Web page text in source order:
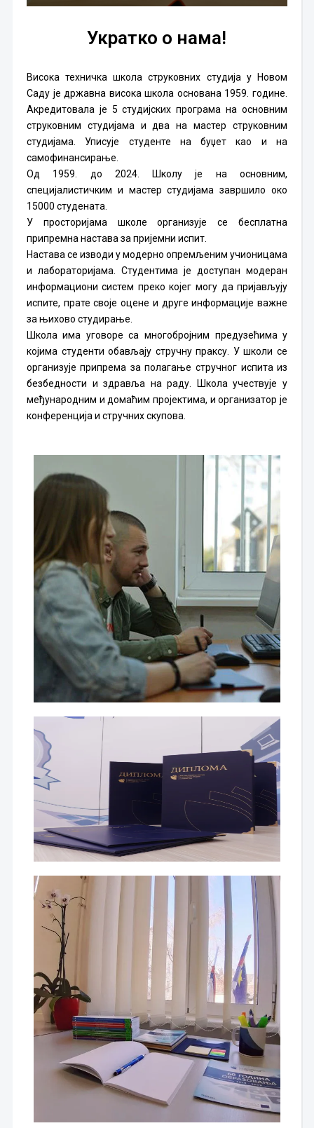
Укратко о нама!
Висока техничка школа струковних студија у Новом
Саду је државна висока школа основана 1959. године.
Акредитовала је 5 студијских програма на основним
струковним студијама и два на мастер струковним
студијама. Уписује студенте на буџет као и на
самофинансирање.
Од 1959. до 2024. Школу је на основним,
специјалистичким и мастер студијама завршило око
15000 студената.
У просторијама школе организује се бесплатна
припремна настава за пријемни испит.
Настава се изводи у модерно опремљеним учионицама
и лабораторијама. Студентима је доступан модеран
информациони систем преко којег могу да пријављују
испите, прате своје оцене и друге информације важне
за њихово студирање.
Школа има уговоре са многобројним предузећима у
којима студенти обављају стручну праксу. У школи се
организује припрема за полагање стручног испита из
безбедности и здравља на раду. Школа учествује у
међународним и домаћим пројектима, и организатор је
конференција и стручних скупова.